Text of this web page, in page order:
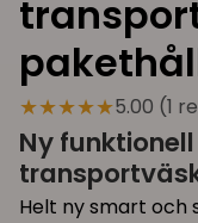
★★★★★5.00 (1
Ny
Helt ny smart och